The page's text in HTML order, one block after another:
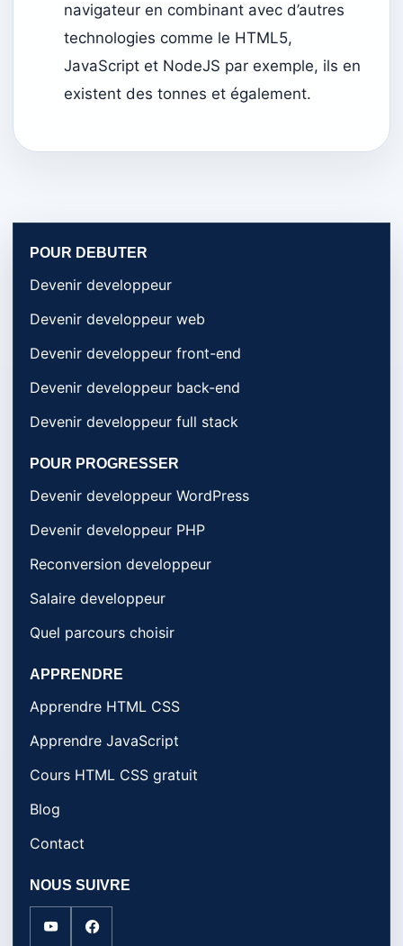
navigateur en combinant avec d’autres
technologies comme le HTML5,
JavaScript et NodeJS par exemple, ils en
existent des tonnes et également.
POUR DEBUTER
Devenir developpeur
Devenir developpeur web
Devenir developpeur front-end
Devenir developpeur back-end
Devenir developpeur full stack
POUR PROGRESSER
Devenir developpeur WordPress
Devenir developpeur PHP
Reconversion developpeur
Salaire developpeur
Quel parcours choisir
APPRENDRE
Apprendre HTML CSS
Apprendre JavaScript
Cours HTML CSS gratuit
Blog
Contact
NOUS SUIVRE